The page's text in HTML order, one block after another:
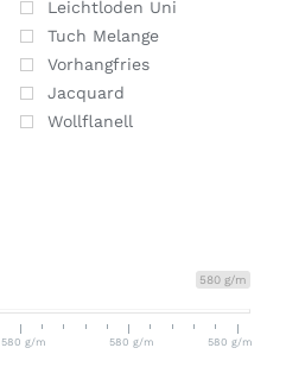
Leichtloden Uni
Tuch Melange
Vorhangfries
Jacquard
Wollflanell
580 g/m
580 g/m 580 g/m 580 g/m